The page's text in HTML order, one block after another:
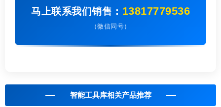
马上联系我们销售： 13817779536
（微信同号）
智能工具库相关产品推荐